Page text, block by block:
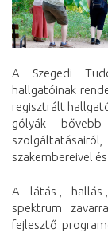
A Szegedi
hallgatóinak
regisztrált
gólyák
szakembereivel
A látás-, hallás-
spektrum
fejlesztő